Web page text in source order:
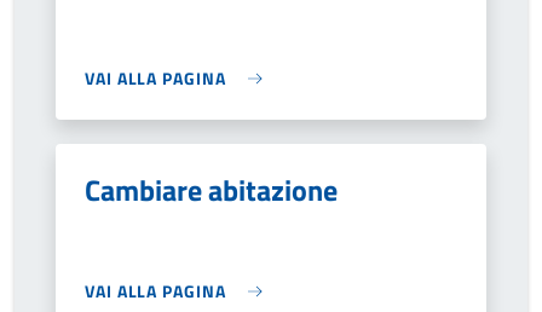
VAI ALLA PAGINA
Cambiare abitazione
VAI ALLA PAGINA